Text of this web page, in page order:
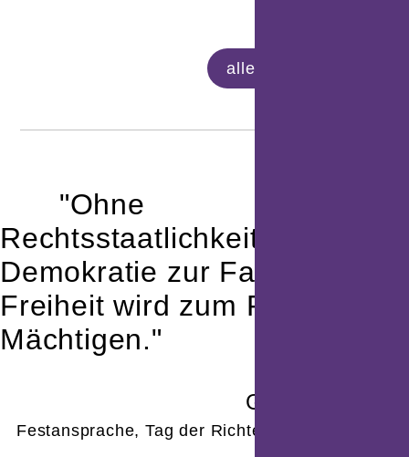
alle anzeigen
"Ohne
Rechtsstaatlichkeit gerät jede
Demokratie zur Fassade und
Freiheit wird zum Privileg der
Mächtigen."
Gernot Kanduth
Festansprache, Tag der Richterinnen und Richter